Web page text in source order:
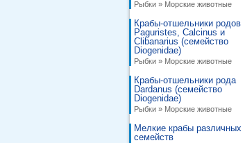
Рыбки » Морские животные
Крабы-отшельники родов
Paguristes, Calcinus и
Clibanarius (семейство
Diogenidae)
Рыбки » Морские животные
Крабы-отшельники рода
Dardanus (семейство
Diogenidae)
Рыбки » Морские животные
Мелкие крабы различных
семейств